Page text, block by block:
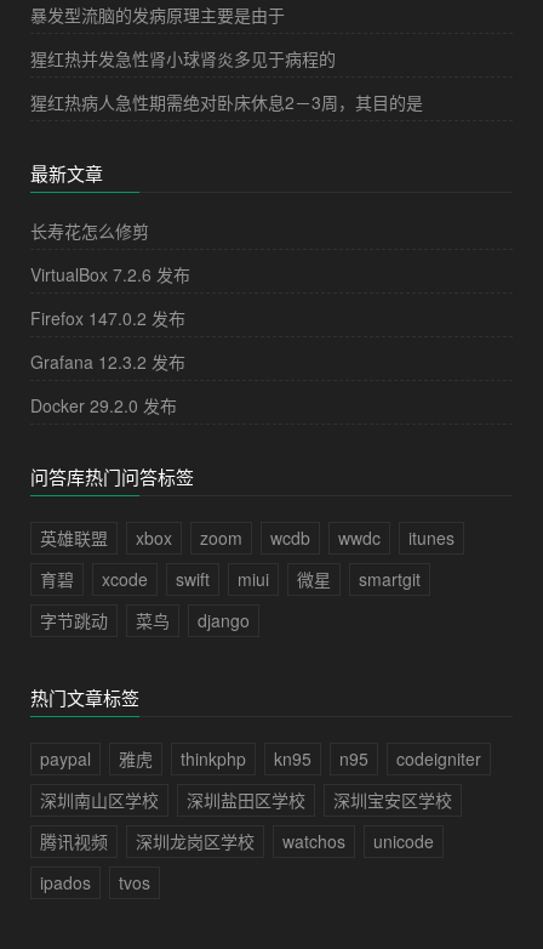
暴发型流脑的发病原理主要是由于
猩红热并发急性肾小球肾炎多见于病程的
猩红热病人急性期需绝对卧床休息2－3周，其目的是
最新文章
长寿花怎么修剪
VirtualBox 7.2.6 发布
Firefox 147.0.2 发布
Grafana 12.3.2 发布
Docker 29.2.0 发布
问答库热门问答标签
英雄联盟 xbox zoom wcdb wwdc
itunes
育碧
xcode swift miui 微星
smartgit
字节跳动
菜鸟 django
热门文章标签
paypal 雅虎 thinkphp kn95 n95
codeigniter
深圳南山区学校
深圳盐田区学校
深圳宝安区学校
腾讯视频
深圳龙岗区学校 watchos
unicode
ipados
tvos